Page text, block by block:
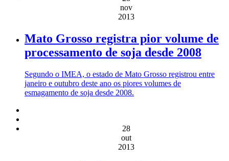
nov
2013
Mato Grosso registra pior volume de
processamento de soja desde 2008
Segundo o IMEA, o estado de Mato Grosso registrou entre
janeiro e outubro deste ano os piores volumes de
esmagamento de soja desde 2008.
28
out
2013